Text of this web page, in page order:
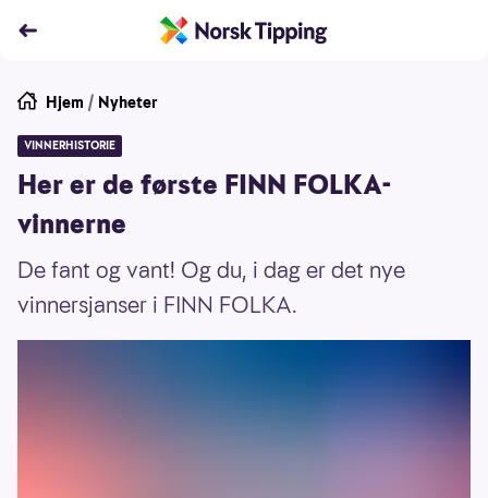
Hjem / Nyheter
VINNERHISTORIE
Her er de første FINN FOLKA-
vinnerne
De fant og vant! Og du, i dag er det nye
vinnersjanser i FINN FOLKA.